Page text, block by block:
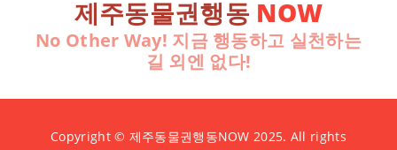
제주동물권행동 NOW
No Other Way! 지금 행동하고 실천하는
길 외엔 없다!
Copyright © 제주동물권행동NOW 2025. All rights